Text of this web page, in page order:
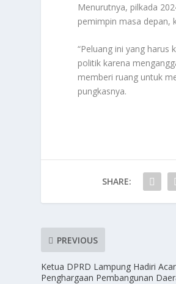
Menurutnya, pilkada
pemimpin masa depan,
“Peluang ini yang
politik karena
memberi ruang untuk
pungkasnya.
SHARE:
PREVIOUS
Ketua DPRD Lampung Hadiri
Penghargaan Pembangunan